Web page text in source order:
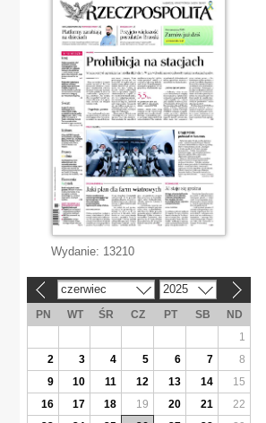
Wydanie: 13210
czerwiec 2025
PN WT ŚR CZ PT SB
ND
1
2
3 4 5 6 7
8
9
10 11 12 13 14
15
16
17 18 19 20 21
22